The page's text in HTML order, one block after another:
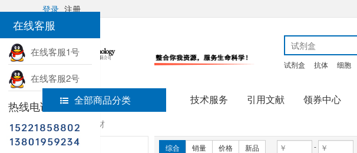
在线客服
在线客服1号
在线客服2号
热线电话
登录 注册
试剂盒 抗体 细胞
全部商品分类 技术服务 引用文献 领券中心
首页
实验耗材
新品推荐
综合 销量 价格 新品 -